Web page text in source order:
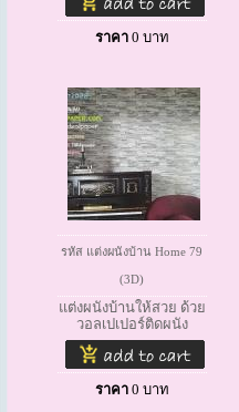
ราคา 0 บาท
รหัส แต่งผนังบ้าน Home 79
(3D)
แต่งผนังบ้านให้สวย ด้วย
วอลเปเปอร์ติดผนัง
ราคา 0 บาท